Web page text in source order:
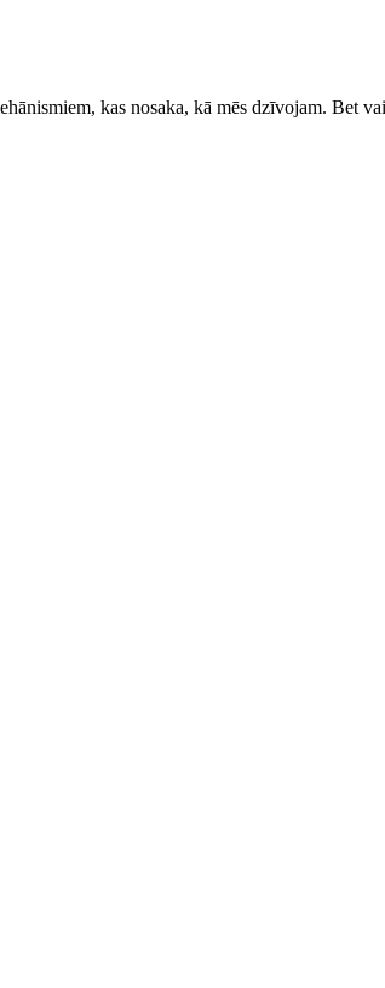
kas nosaka, kā mēs dzīvojam. Bet